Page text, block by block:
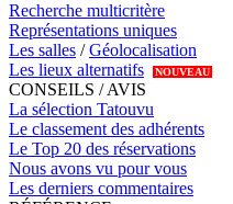
Recherche multicritère
Représentations uniques
Les salles /Géolocalisation
Les lieux alternatifs
NOUVEAU
CONSEILS / AVIS
La sélection Tatouvu
Le classement des adhérents
Le Top 20 des réservations
Nous avons vu pour vous
Les derniers commentaires